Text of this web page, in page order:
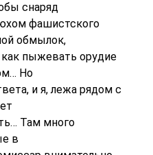
снаряд
фашистского
обмылок,
пыжевать орудие
Но
и я, лежа рядом с
Там много
в